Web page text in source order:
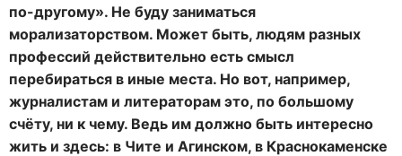
по-другому». Не буду заниматься
морализаторством. Может быть, людям разных
профессий действительно есть смысл
перебираться в иные места. Но вот, например,
журналистам и литераторам это, по большому
счёту, ни к чему. Ведь им должно быть интересно
жить и здесь: в Чите и Агинском, в Краснокаменске